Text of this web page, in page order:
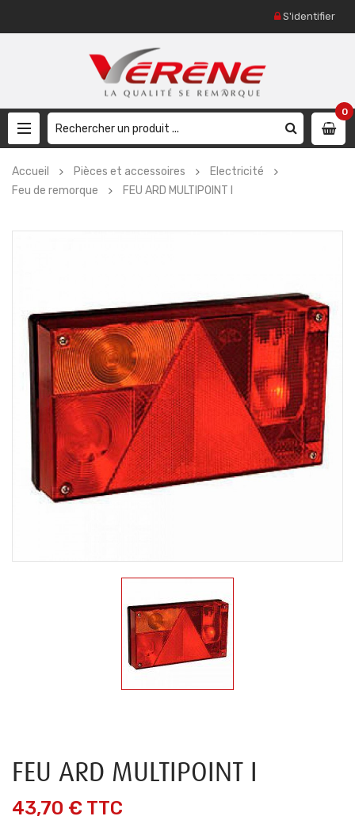
S'identifier
0
Accueil Pièces et accessoires
Electricité
Feu de remorque
FEU ARD MULTIPOINT I
FEU ARD MULTIPOINT I
43,70 € TTC